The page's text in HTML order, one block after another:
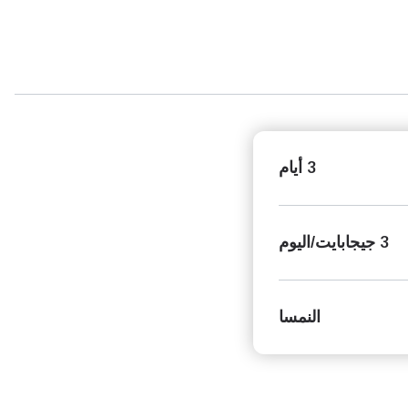
3 أيام
3 جيجابايت/اليوم
النمسا